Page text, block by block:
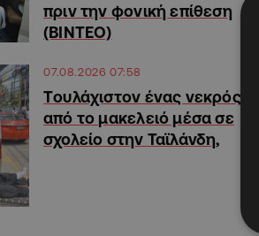
πριν την φονική επίθεση
(ΒΙΝΤΕΟ)
07.08.2026 07:58
Tουλάχιστον ένας νεκρός
από το μακελειό μέσα σε
σχολείο στην Ταϊλάνδη,